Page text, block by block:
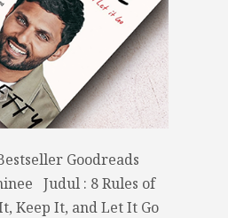
Goodreads
Judul : 8 Rules of
Keep It, and Let It Go